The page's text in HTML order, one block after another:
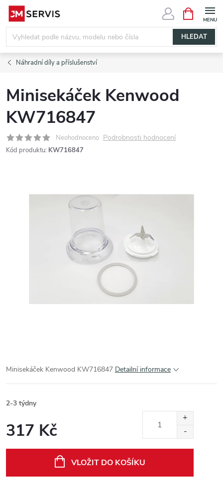
Přejít
obsah
HLEDAT
NÁKUPNÍ
KOŠÍK
Náhradní díly a příslušenství
Minisekáček Kenwood
KW716847
Neohodnoceno Podrobnosti hodnocení
Kód produktu: KW716847
Minisekáček Kenwood KW716847 Detailní informace
2-3 týdny
317 Kč
VLOŽIT DO KOŠÍKU